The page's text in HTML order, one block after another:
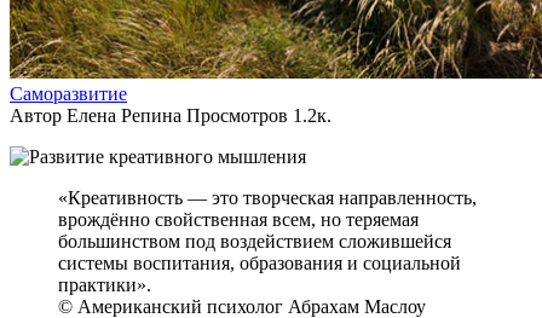
Саморазвитие
Автор Елена Репина Просмотров 1.2к.
«Креативность — это творческая направленность,
врождённо свойственная всем, но теряемая
большинством под воздействием сложившейся
системы воспитания, образования и социальной
практики».
© Американский психолог Абрахам Маслоу